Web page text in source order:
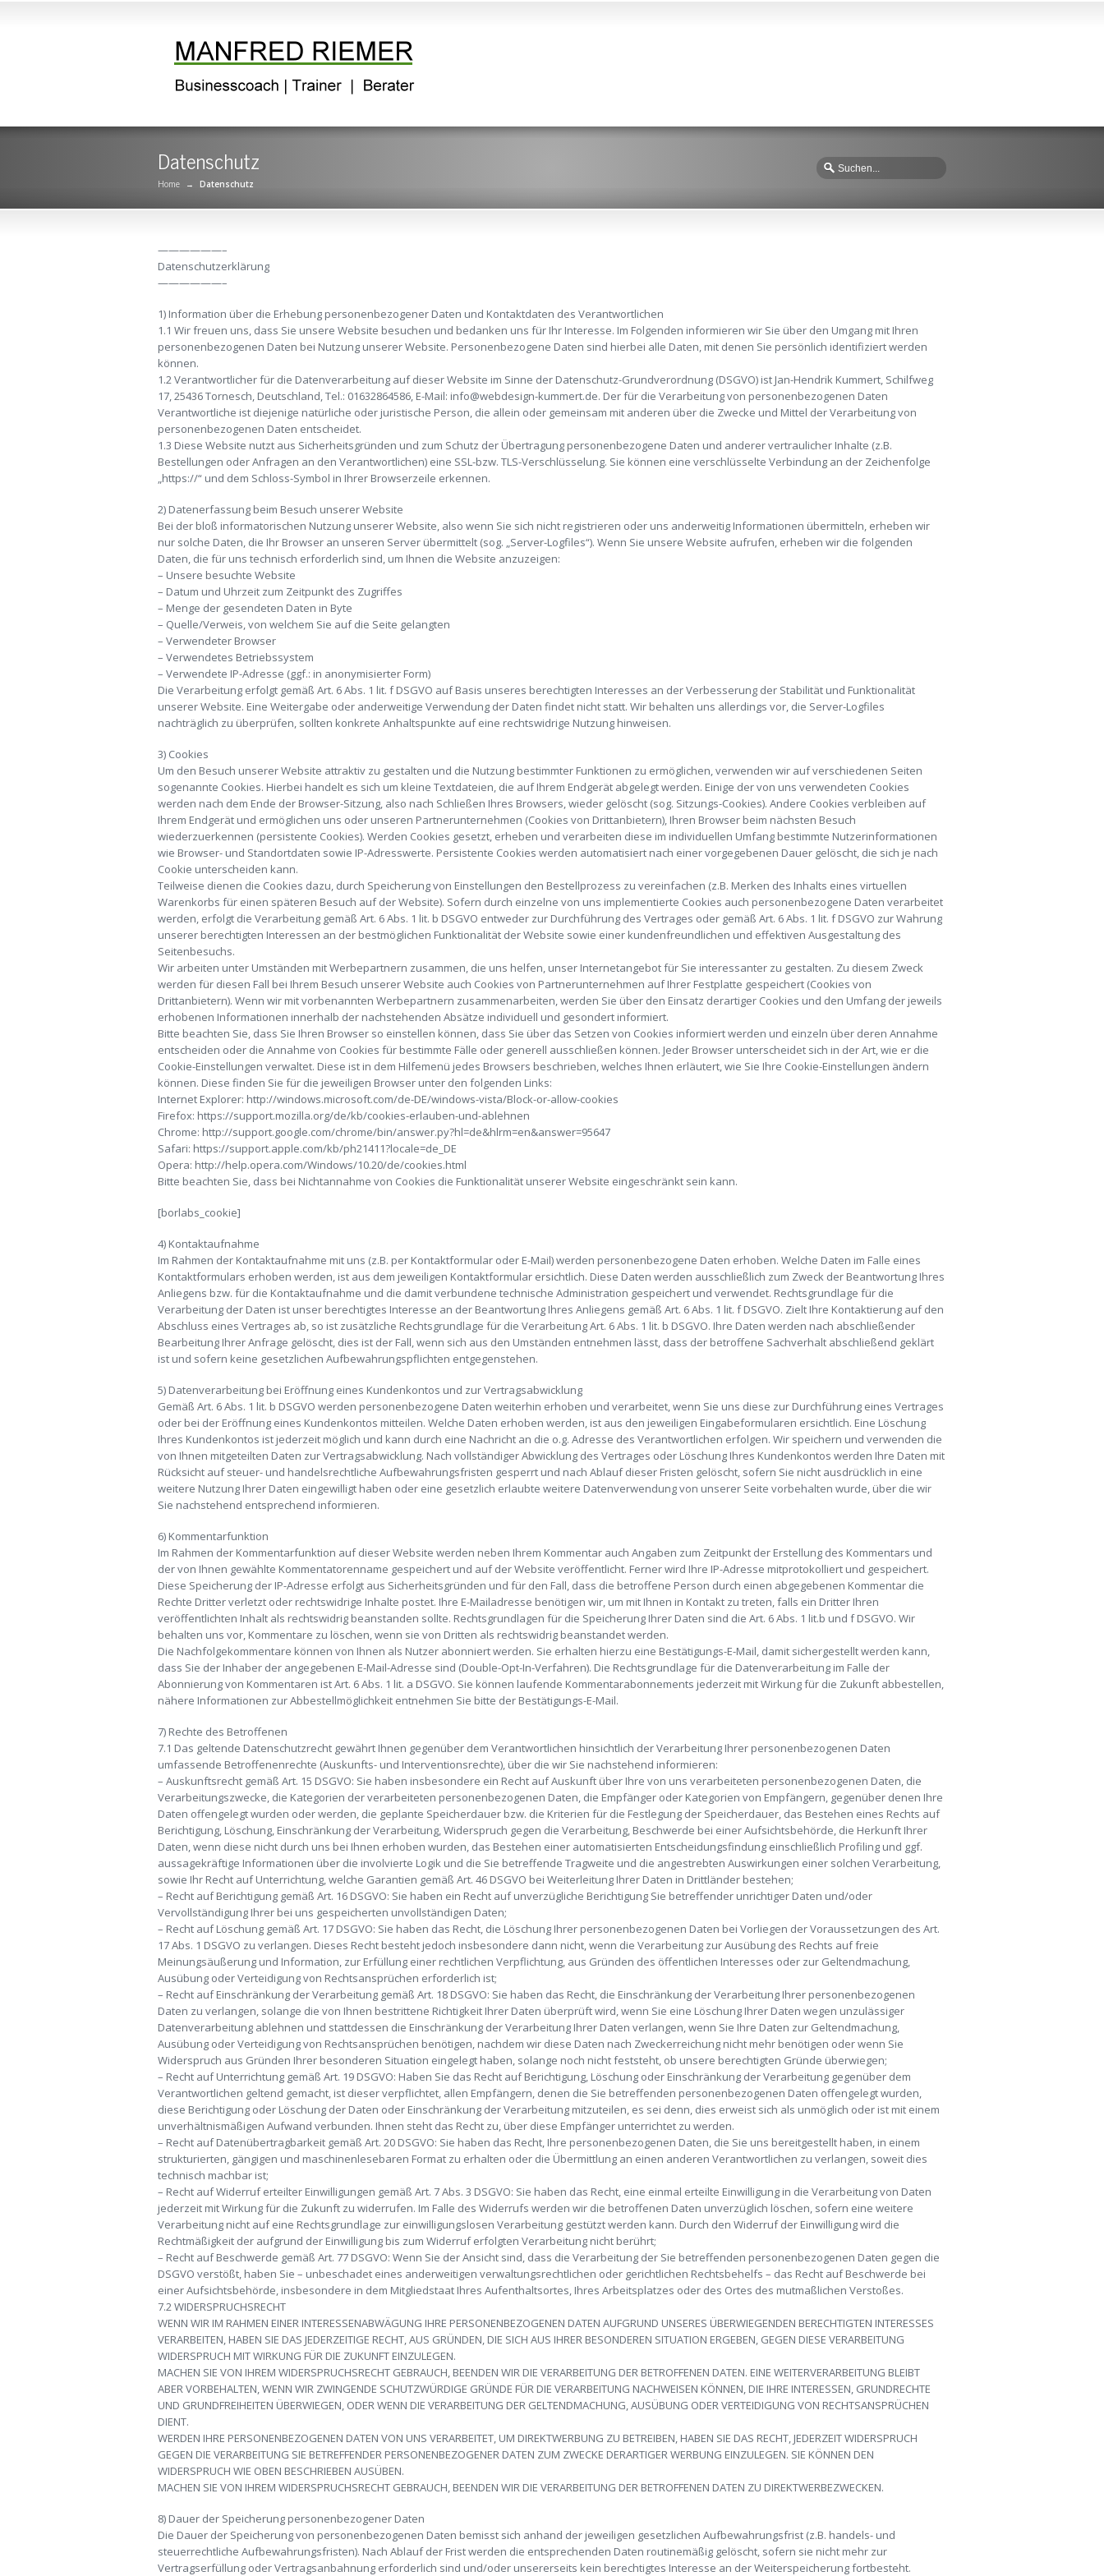
Datenschutz
Home → Datenschutz
——————–
Datenschutzerklärung
——————–
1) Information über die Erhebung personenbezogener Daten und Kontaktdaten des Verantwortlichen
1.1 Wir freuen uns, dass Sie unsere Website besuchen und bedanken uns für Ihr Interesse. Im Folgenden informieren wir Sie über den Umgang mit Ihren
personenbezogenen Daten bei Nutzung unserer Website. Personenbezogene Daten sind hierbei alle Daten, mit denen Sie persönlich identifiziert werden
können.
1.2 Verantwortlicher für die Datenverarbeitung auf dieser Website im Sinne der Datenschutz-Grundverordnung (DSGVO) ist Jan-Hendrik Kummert, Schilfweg
17, 25436 Tornesch, Deutschland, Tel.: 01632864586, E-Mail: info@webdesign-kummert.de. Der für die Verarbeitung von personenbezogenen Daten
Verantwortliche ist diejenige natürliche oder juristische Person, die allein oder gemeinsam mit anderen über die Zwecke und Mittel der Verarbeitung von
personenbezogenen Daten entscheidet.
1.3 Diese Website nutzt aus Sicherheitsgründen und zum Schutz der Übertragung personenbezogene Daten und anderer vertraulicher Inhalte (z.B.
Bestellungen oder Anfragen an den Verantwortlichen) eine SSL-bzw. TLS-Verschlüsselung. Sie können eine verschlüsselte Verbindung an der Zeichenfolge
„https://“ und dem Schloss-Symbol in Ihrer Browserzeile erkennen.
2) Datenerfassung beim Besuch unserer Website
Bei der bloß informatorischen Nutzung unserer Website, also wenn Sie sich nicht registrieren oder uns anderweitig Informationen übermitteln, erheben wir
nur solche Daten, die Ihr Browser an unseren Server übermittelt (sog. „Server-Logfiles“). Wenn Sie unsere Website aufrufen, erheben wir die folgenden
Daten, die für uns technisch erforderlich sind, um Ihnen die Website anzuzeigen:
– Unsere besuchte Website
– Datum und Uhrzeit zum Zeitpunkt des Zugriffes
– Menge der gesendeten Daten in Byte
– Quelle/Verweis, von welchem Sie auf die Seite gelangten
– Verwendeter Browser
– Verwendetes Betriebssystem
– Verwendete IP-Adresse (ggf.: in anonymisierter Form)
Die Verarbeitung erfolgt gemäß Art. 6 Abs. 1 lit. f DSGVO auf Basis unseres berechtigten Interesses an der Verbesserung der Stabilität und Funktionalität
unserer Website. Eine Weitergabe oder anderweitige Verwendung der Daten findet nicht statt. Wir behalten uns allerdings vor, die Server-Logfiles
nachträglich zu überprüfen, sollten konkrete Anhaltspunkte auf eine rechtswidrige Nutzung hinweisen.
3) Cookies
Um den Besuch unserer Website attraktiv zu gestalten und die Nutzung bestimmter Funktionen zu ermöglichen, verwenden wir auf verschiedenen Seiten
sogenannte Cookies. Hierbei handelt es sich um kleine Textdateien, die auf Ihrem Endgerät abgelegt werden. Einige der von uns verwendeten Cookies
werden nach dem Ende der Browser-Sitzung, also nach Schließen Ihres Browsers, wieder gelöscht (sog. Sitzungs-Cookies). Andere Cookies verbleiben auf
Ihrem Endgerät und ermöglichen uns oder unseren Partnerunternehmen (Cookies von Drittanbietern), Ihren Browser beim nächsten Besuch
wiederzuerkennen (persistente Cookies). Werden Cookies gesetzt, erheben und verarbeiten diese im individuellen Umfang bestimmte Nutzerinformationen
wie Browser- und Standortdaten sowie IP-Adresswerte. Persistente Cookies werden automatisiert nach einer vorgegebenen Dauer gelöscht, die sich je nach
Cookie unterscheiden kann.
Teilweise dienen die Cookies dazu, durch Speicherung von Einstellungen den Bestellprozess zu vereinfachen (z.B. Merken des Inhalts eines virtuellen
Warenkorbs für einen späteren Besuch auf der Website). Sofern durch einzelne von uns implementierte Cookies auch personenbezogene Daten verarbeitet
werden, erfolgt die Verarbeitung gemäß Art. 6 Abs. 1 lit. b DSGVO entweder zur Durchführung des Vertrages oder gemäß Art. 6 Abs. 1 lit. f DSGVO zur Wahrung
unserer berechtigten Interessen an der bestmöglichen Funktionalität der Website sowie einer kundenfreundlichen und effektiven Ausgestaltung des
Seitenbesuchs.
Wir arbeiten unter Umständen mit Werbepartnern zusammen, die uns helfen, unser Internetangebot für Sie interessanter zu gestalten. Zu diesem Zweck
werden für diesen Fall bei Ihrem Besuch unserer Website auch Cookies von Partnerunternehmen auf Ihrer Festplatte gespeichert (Cookies von
Drittanbietern). Wenn wir mit vorbenannten Werbepartnern zusammenarbeiten, werden Sie über den Einsatz derartiger Cookies und den Umfang der jeweils
erhobenen Informationen innerhalb der nachstehenden Absätze individuell und gesondert informiert.
Bitte beachten Sie, dass Sie Ihren Browser so einstellen können, dass Sie über das Setzen von Cookies informiert werden und einzeln über deren Annahme
entscheiden oder die Annahme von Cookies für bestimmte Fälle oder generell ausschließen können. Jeder Browser unterscheidet sich in der Art, wie er die
Cookie-Einstellungen verwaltet. Diese ist in dem Hilfemenü jedes Browsers beschrieben, welches Ihnen erläutert, wie Sie Ihre Cookie-Einstellungen ändern
können. Diese finden Sie für die jeweiligen Browser unter den folgenden Links:
Internet Explorer: http://windows.microsoft.com/de-DE/windows-vista/Block-or-allow-cookies
Firefox: https://support.mozilla.org/de/kb/cookies-erlauben-und-ablehnen
Chrome: http://support.google.com/chrome/bin/answer.py?hl=de&hlrm=en&answer=95647
Safari: https://support.apple.com/kb/ph21411?locale=de_DE
Opera: http://help.opera.com/Windows/10.20/de/cookies.html
Bitte beachten Sie, dass bei Nichtannahme von Cookies die Funktionalität unserer Website eingeschränkt sein kann.
[borlabs_cookie]
4) Kontaktaufnahme
Im Rahmen der Kontaktaufnahme mit uns (z.B. per Kontaktformular oder E-Mail) werden personenbezogene Daten erhoben. Welche Daten im Falle eines
Kontaktformulars erhoben werden, ist aus dem jeweiligen Kontaktformular ersichtlich. Diese Daten werden ausschließlich zum Zweck der Beantwortung Ihres
Anliegens bzw. für die Kontaktaufnahme und die damit verbundene technische Administration gespeichert und verwendet. Rechtsgrundlage für die
Verarbeitung der Daten ist unser berechtigtes Interesse an der Beantwortung Ihres Anliegens gemäß Art. 6 Abs. 1 lit. f DSGVO. Zielt Ihre Kontaktierung auf den
Abschluss eines Vertrages ab, so ist zusätzliche Rechtsgrundlage für die Verarbeitung Art. 6 Abs. 1 lit. b DSGVO. Ihre Daten werden nach abschließender
Bearbeitung Ihrer Anfrage gelöscht, dies ist der Fall, wenn sich aus den Umständen entnehmen lässt, dass der betroffene Sachverhalt abschließend geklärt
ist und sofern keine gesetzlichen Aufbewahrungspflichten entgegenstehen.
5) Datenverarbeitung bei Eröffnung eines Kundenkontos und zur Vertragsabwicklung
Gemäß Art. 6 Abs. 1 lit. b DSGVO werden personenbezogene Daten weiterhin erhoben und verarbeitet, wenn Sie uns diese zur Durchführung eines Vertrages
oder bei der Eröffnung eines Kundenkontos mitteilen. Welche Daten erhoben werden, ist aus den jeweiligen Eingabeformularen ersichtlich. Eine Löschung
Ihres Kundenkontos ist jederzeit möglich und kann durch eine Nachricht an die o.g. Adresse des Verantwortlichen erfolgen. Wir speichern und verwenden die
von Ihnen mitgeteilten Daten zur Vertragsabwicklung. Nach vollständiger Abwicklung des Vertrages oder Löschung Ihres Kundenkontos werden Ihre Daten mit
Rücksicht auf steuer- und handelsrechtliche Aufbewahrungsfristen gesperrt und nach Ablauf dieser Fristen gelöscht, sofern Sie nicht ausdrücklich in eine
weitere Nutzung Ihrer Daten eingewilligt haben oder eine gesetzlich erlaubte weitere Datenverwendung von unserer Seite vorbehalten wurde, über die wir
Sie nachstehend entsprechend informieren.
6) Kommentarfunktion
Im Rahmen der Kommentarfunktion auf dieser Website werden neben Ihrem Kommentar auch Angaben zum Zeitpunkt der Erstellung des Kommentars und
der von Ihnen gewählte Kommentatorenname gespeichert und auf der Website veröffentlicht. Ferner wird Ihre IP-Adresse mitprotokolliert und gespeichert.
Diese Speicherung der IP-Adresse erfolgt aus Sicherheitsgründen und für den Fall, dass die betroffene Person durch einen abgegebenen Kommentar die
Rechte Dritter verletzt oder rechtswidrige Inhalte postet. Ihre E-Mailadresse benötigen wir, um mit Ihnen in Kontakt zu treten, falls ein Dritter Ihren
veröffentlichten Inhalt als rechtswidrig beanstanden sollte. Rechtsgrundlagen für die Speicherung Ihrer Daten sind die Art. 6 Abs. 1 lit.b und f DSGVO. Wir
behalten uns vor, Kommentare zu löschen, wenn sie von Dritten als rechtswidrig beanstandet werden.
Die Nachfolgekommentare können von Ihnen als Nutzer abonniert werden. Sie erhalten hierzu eine Bestätigungs-E-Mail, damit sichergestellt werden kann,
dass Sie der Inhaber der angegebenen E-Mail-Adresse sind (Double-Opt-In-Verfahren). Die Rechtsgrundlage für die Datenverarbeitung im Falle der
Abonnierung von Kommentaren ist Art. 6 Abs. 1 lit. a DSGVO. Sie können laufende Kommentarabonnements jederzeit mit Wirkung für die Zukunft abbestellen,
nähere Informationen zur Abbestellmöglichkeit entnehmen Sie bitte der Bestätigungs-E-Mail.
7) Rechte des Betroffenen
7.1 Das geltende Datenschutzrecht gewährt Ihnen gegenüber dem Verantwortlichen hinsichtlich der Verarbeitung Ihrer personenbezogenen Daten
umfassende Betroffenenrechte (Auskunfts- und Interventionsrechte), über die wir Sie nachstehend informieren:
– Auskunftsrecht gemäß Art. 15 DSGVO: Sie haben insbesondere ein Recht auf Auskunft über Ihre von uns verarbeiteten personenbezogenen Daten, die
Verarbeitungszwecke, die Kategorien der verarbeiteten personenbezogenen Daten, die Empfänger oder Kategorien von Empfängern, gegenüber denen Ihre
Daten offengelegt wurden oder werden, die geplante Speicherdauer bzw. die Kriterien für die Festlegung der Speicherdauer, das Bestehen eines Rechts auf
Berichtigung, Löschung, Einschränkung der Verarbeitung, Widerspruch gegen die Verarbeitung, Beschwerde bei einer Aufsichtsbehörde, die Herkunft Ihrer
Daten, wenn diese nicht durch uns bei Ihnen erhoben wurden, das Bestehen einer automatisierten Entscheidungsfindung einschließlich Profiling und ggf.
aussagekräftige Informationen über die involvierte Logik und die Sie betreffende Tragweite und die angestrebten Auswirkungen einer solchen Verarbeitung,
sowie Ihr Recht auf Unterrichtung, welche Garantien gemäß Art. 46 DSGVO bei Weiterleitung Ihrer Daten in Drittländer bestehen;
– Recht auf Berichtigung gemäß Art. 16 DSGVO: Sie haben ein Recht auf unverzügliche Berichtigung Sie betreffender unrichtiger Daten und/oder
Vervollständigung Ihrer bei uns gespeicherten unvollständigen Daten;
– Recht auf Löschung gemäß Art. 17 DSGVO: Sie haben das Recht, die Löschung Ihrer personenbezogenen Daten bei Vorliegen der Voraussetzungen des Art.
17 Abs. 1 DSGVO zu verlangen. Dieses Recht besteht jedoch insbesondere dann nicht, wenn die Verarbeitung zur Ausübung des Rechts auf freie
Meinungsäußerung und Information, zur Erfüllung einer rechtlichen Verpflichtung, aus Gründen des öffentlichen Interesses oder zur Geltendmachung,
Ausübung oder Verteidigung von Rechtsansprüchen erforderlich ist;
– Recht auf Einschränkung der Verarbeitung gemäß Art. 18 DSGVO: Sie haben das Recht, die Einschränkung der Verarbeitung Ihrer personenbezogenen
Daten zu verlangen, solange die von Ihnen bestrittene Richtigkeit Ihrer Daten überprüft wird, wenn Sie eine Löschung Ihrer Daten wegen unzulässiger
Datenverarbeitung ablehnen und stattdessen die Einschränkung der Verarbeitung Ihrer Daten verlangen, wenn Sie Ihre Daten zur Geltendmachung,
Ausübung oder Verteidigung von Rechtsansprüchen benötigen, nachdem wir diese Daten nach Zweckerreichung nicht mehr benötigen oder wenn Sie
Widerspruch aus Gründen Ihrer besonderen Situation eingelegt haben, solange noch nicht feststeht, ob unsere berechtigten Gründe überwiegen;
– Recht auf Unterrichtung gemäß Art. 19 DSGVO: Haben Sie das Recht auf Berichtigung, Löschung oder Einschränkung der Verarbeitung gegenüber dem
Verantwortlichen geltend gemacht, ist dieser verpflichtet, allen Empfängern, denen die Sie betreffenden personenbezogenen Daten offengelegt wurden,
diese Berichtigung oder Löschung der Daten oder Einschränkung der Verarbeitung mitzuteilen, es sei denn, dies erweist sich als unmöglich oder ist mit einem
unverhältnismäßigen Aufwand verbunden. Ihnen steht das Recht zu, über diese Empfänger unterrichtet zu werden.
– Recht auf Datenübertragbarkeit gemäß Art. 20 DSGVO: Sie haben das Recht, Ihre personenbezogenen Daten, die Sie uns bereitgestellt haben, in einem
strukturierten, gängigen und maschinenlesebaren Format zu erhalten oder die Übermittlung an einen anderen Verantwortlichen zu verlangen, soweit dies
technisch machbar ist;
– Recht auf Widerruf erteilter Einwilligungen gemäß Art. 7 Abs. 3 DSGVO: Sie haben das Recht, eine einmal erteilte Einwilligung in die Verarbeitung von Daten
jederzeit mit Wirkung für die Zukunft zu widerrufen. Im Falle des Widerrufs werden wir die betroffenen Daten unverzüglich löschen, sofern eine weitere
Verarbeitung nicht auf eine Rechtsgrundlage zur einwilligungslosen Verarbeitung gestützt werden kann. Durch den Widerruf der Einwilligung wird die
Rechtmäßigkeit der aufgrund der Einwilligung bis zum Widerruf erfolgten Verarbeitung nicht berührt;
– Recht auf Beschwerde gemäß Art. 77 DSGVO: Wenn Sie der Ansicht sind, dass die Verarbeitung der Sie betreffenden personenbezogenen Daten gegen die
DSGVO verstößt, haben Sie – unbeschadet eines anderweitigen verwaltungsrechtlichen oder gerichtlichen Rechtsbehelfs – das Recht auf Beschwerde bei
einer Aufsichtsbehörde, insbesondere in dem Mitgliedstaat Ihres Aufenthaltsortes, Ihres Arbeitsplatzes oder des Ortes des mutmaßlichen Verstoßes.
7.2 WIDERSPRUCHSRECHT
WENN WIR IM RAHMEN EINER INTERESSENABWÄGUNG IHRE PERSONENBEZOGENEN DATEN AUFGRUND UNSERES ÜBERWIEGENDEN BERECHTIGTEN INTERESSES
VERARBEITEN, HABEN SIE DAS JEDERZEITIGE RECHT, AUS GRÜNDEN, DIE SICH AUS IHRER BESONDEREN SITUATION ERGEBEN, GEGEN DIESE VERARBEITUNG
WIDERSPRUCH MIT WIRKUNG FÜR DIE ZUKUNFT EINZULEGEN.
MACHEN SIE VON IHREM WIDERSPRUCHSRECHT GEBRAUCH, BEENDEN WIR DIE VERARBEITUNG DER BETROFFENEN DATEN. EINE WEITERVERARBEITUNG BLEIBT
ABER VORBEHALTEN, WENN WIR ZWINGENDE SCHUTZWÜRDIGE GRÜNDE FÜR DIE VERARBEITUNG NACHWEISEN KÖNNEN, DIE IHRE INTERESSEN, GRUNDRECHTE
UND GRUNDFREIHEITEN ÜBERWIEGEN, ODER WENN DIE VERARBEITUNG DER GELTENDMACHUNG, AUSÜBUNG ODER VERTEIDIGUNG VON RECHTSANSPRÜCHEN
DIENT.
WERDEN IHRE PERSONENBEZOGENEN DATEN VON UNS VERARBEITET, UM DIREKTWERBUNG ZU BETREIBEN, HABEN SIE DAS RECHT, JEDERZEIT WIDERSPRUCH
GEGEN DIE VERARBEITUNG SIE BETREFFENDER PERSONENBEZOGENER DATEN ZUM ZWECKE DERARTIGER WERBUNG EINZULEGEN. SIE KÖNNEN DEN
WIDERSPRUCH WIE OBEN BESCHRIEBEN AUSÜBEN.
MACHEN SIE VON IHREM WIDERSPRUCHSRECHT GEBRAUCH, BEENDEN WIR DIE VERARBEITUNG DER BETROFFENEN DATEN ZU DIREKTWERBEZWECKEN.
8) Dauer der Speicherung personenbezogener Daten
Die Dauer der Speicherung von personenbezogenen Daten bemisst sich anhand der jeweiligen gesetzlichen Aufbewahrungsfrist (z.B. handels- und
steuerrechtliche Aufbewahrungsfristen). Nach Ablauf der Frist werden die entsprechenden Daten routinemäßig gelöscht, sofern sie nicht mehr zur
Vertragserfüllung oder Vertragsanbahnung erforderlich sind und/oder unsererseits kein berechtigtes Interesse an der Weiterspeicherung fortbesteht.